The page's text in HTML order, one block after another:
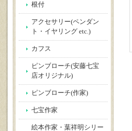
根付
アクセサリー(ペンダン
ト・イヤリング etc.)
カフス
ピンブローチ(安藤七宝
店オリジナル)
ピンブローチ(作家)
七宝作家
絵本作家・葉祥明シリー